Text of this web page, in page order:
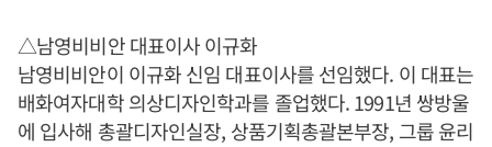
△남영비비안 대표이사 이규화
남영비비안이 이규화 신임 대표이사를 선임했다. 이 대표는
배화여자대학 의상디자인학과를 졸업했다. 1991년 쌍방울
에 입사해 총괄디자인실장, 상품기획총괄본부장, 그룹 윤리